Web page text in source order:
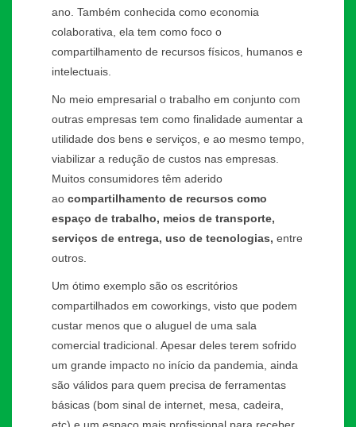
ano. Também conhecida como economia
colaborativa, ela tem como foco o
compartilhamento de recursos físicos, humanos e
intelectuais.
No meio empresarial o trabalho em conjunto com
outras empresas tem como finalidade aumentar a
utilidade dos bens e serviços, e ao mesmo tempo,
viabilizar a redução de custos nas empresas.
Muitos consumidores têm aderido
ao compartilhamento de recursos como
espaço de trabalho, meios de transporte,
serviços de entrega, uso de tecnologias, entre
outros.
Um ótimo exemplo são os escritórios
compartilhados em coworkings, visto que podem
custar menos que o aluguel de uma sala
comercial tradicional. Apesar deles terem sofrido
um grande impacto no início da pandemia, ainda
são válidos para quem precisa de ferramentas
básicas (bom sinal de internet, mesa, cadeira,